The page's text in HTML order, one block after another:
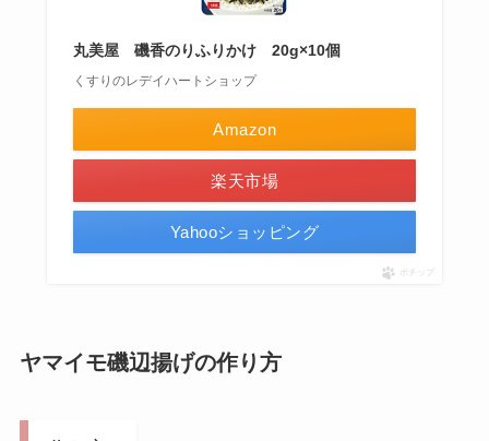
丸美屋 磯香のりふりかけ 20g×10個
くすりのレデイハートショップ
Amazon
楽天市場
Yahooショッピング
ポチップ
ヤマイモ磯辺揚げの作り方